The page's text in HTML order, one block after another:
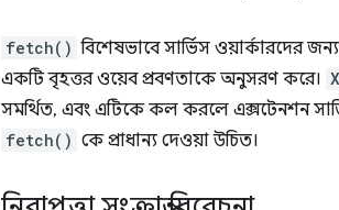
fetch() বিশেষভাবে সার্ভিস ওয়ার্কারদের
একটি বৃহত্তর ওয়েব প্রবণতাকে অনুসরণ করে।
সমর্থিত, এবং এটিকে কল করলে এক্সটেনশন
fetch() কে প্রাধান্য দেওয়া উচিত।